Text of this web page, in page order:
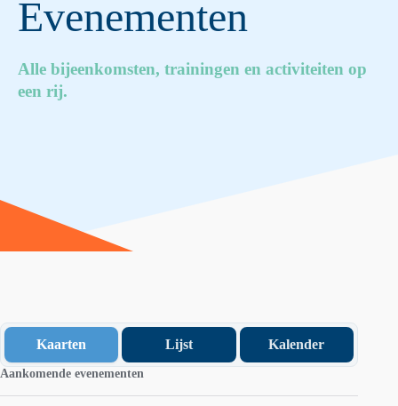
Evenementen
Kaarten Lijst Kalender
Aankomende evenementen
3
SEP